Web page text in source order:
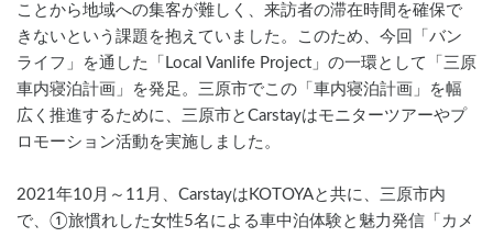
ことから地域への集客が難しく、来訪者の滞在時間を確保で
きないという課題を抱えていました。このため、今回「バン
ライフ」を通した「Local Vanlife Project」の一環として「三原
車内寝泊計画」を発足。三原市でこの「車内寝泊計画」を幅
広く推進するために、三原市とCarstayはモニターツアーやプ
ロモーション活動を実施しました。
2021年10月～11月、CarstayはKOTOYAと共に、三原市内
で、①旅慣れした女性5名による車中泊体験と魅力発信「カメ